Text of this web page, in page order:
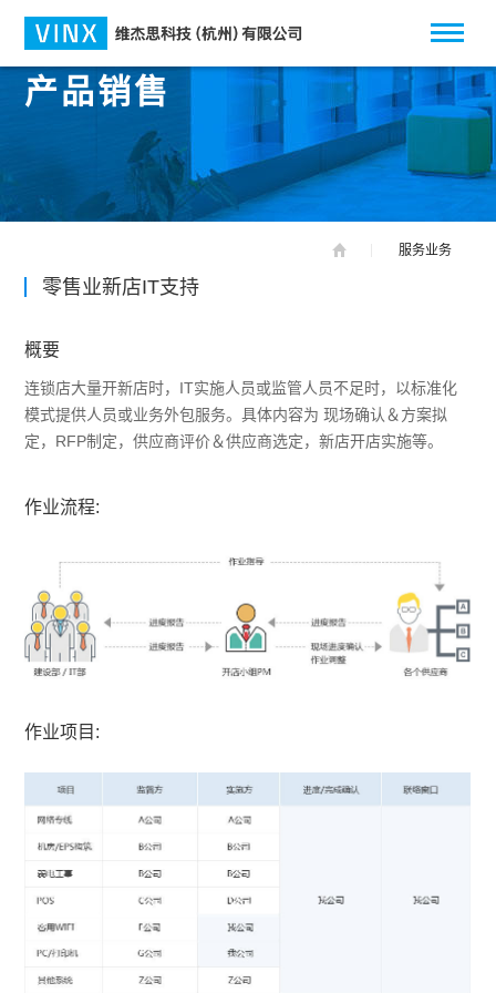
产品销售
服务业务
零售业新店IT支持
概要
连锁店大量开新店时，IT实施人员或监管人员不足时，以标准化
模式提供人员或业务外包服务。具体内容为 现场确认＆方案拟
定，RFP制定，供应商评价＆供应商选定，新店开店实施等。
作业流程:
作业项目: